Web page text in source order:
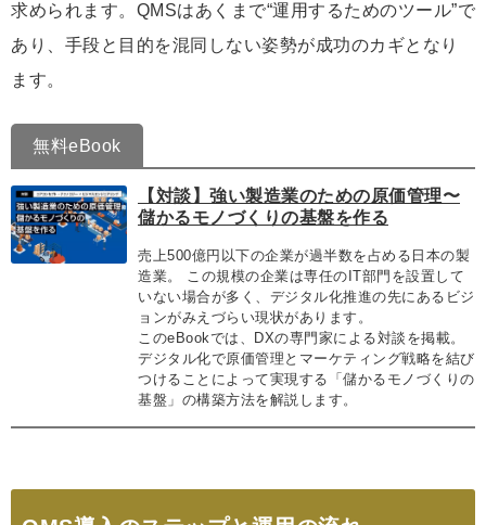
求められます。QMSはあくまで“運用するためのツール”で
あり、手段と目的を混同しない姿勢が成功のカギとなり
ます。
無料eBook
【対談】強い製造業のための原価管理〜
儲かるモノづくりの基盤を作る
売上500億円以下の企業が過半数を占める日本の製
造業。 この規模の企業は専任のIT部門を設置して
いない場合が多く、デジタル化推進の先にあるビジ
ョンがみえづらい現状があります。
このeBookでは、DXの専門家による対談を掲載。
デジタル化で原価管理とマーケティング戦略を結び
つけることによって実現する「儲かるモノづくりの
基盤」の構築方法を解説します。